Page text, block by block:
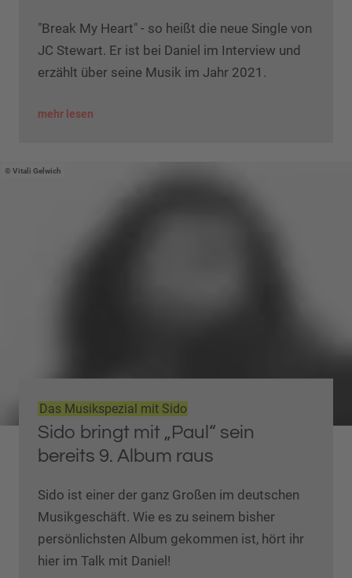
"Break My Heart" - so heißt die neue Single von
JC Stewart. Er ist bei Daniel im Interview und
erzählt über seine Musik im Jahr 2021.
mehr lesen
Vitali Gelwich
Das Musikspezial mit Sido
Sido bringt mit „Paul“ sein
bereits 9. Album raus
Sido ist einer der ganz Großen im deutschen
Musikgeschäft. Wie es zu seinem bisher
persönlichsten Album gekommen ist, hört ihr
hier im Talk mit Daniel!